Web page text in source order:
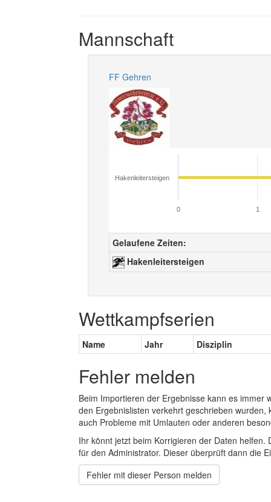
Mannschaft
FF Gehren
Hakenleitersteigen
0 1
Gelaufene Zeiten:
Hakenleitersteigen
Wettkampfserien
Name Jahr Disziplin
Fehler melden
Beim Importieren der Ergebnisse kann es
den Ergebnislisten verkehrt geschrieben
auch Probleme mit Umlauten oder anderen
Ihr könnt jetzt beim Korrigieren der Daten
für den Administrator. Dieser überprüft dann die
Fehler mit dieser Person melden